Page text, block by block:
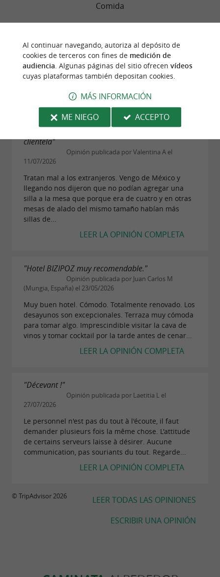
e imprescindible para disfrutar en la costa
vasca
Comida
Servicio
"Mala calidad y empleados muy groseros con
clientela"
Opinión publicada por Valentina A el
11/07/2026
Tratan mal a los extranjeros. Vengo de México y
llegando nos dijeron que no podían agregar una
silla a la mesa que porque era de cuatro y en otras
mesas de alado del mismo tamaño habían más
sillas de...
LEER LA OPINIÓN COMPLETA
"Hotel BIZIPOZ muy recomendable."
Opinión publicada por Juan Carlos M
(Mungia, España) el 23/05/2026
Muy buen hotel. Cómodo. Totalmente renovado. Los
desayunos son excepcionales. Terraza muy cómoda
para tomar algo. Imprescindible visitar la cava de
vinos y tomar cocktail por la tarde antes de cenar...
LEER LA OPINIÓN COMPLETA
"Décevant !"
Opinión publicada por Laetitia L el
27/07/2026
Le personnel n'est pas du tout à l'écoute, il faut
demander plusieurs fois la même chose. L'attitude
de certains serveurs laisse à désirer. Aucune
communication, pas souriants du tout. Regarde...
LEER LA OPINIÓN COMPLETA
LEER TODAS LAS OPINIONES
ESCRIBIR UNA OPINIÓN
© TripAdvisor 2026
Al continuar navegando, autoriza al depósito de
cookies de terceros con fines de medición de
audiencia . Algunas páginas del sitio ofrecen vídeos
cuyas plataformas también depositan cookies.
MÁS INFORMACIÓN
ME NIEGO
ACCEPTO